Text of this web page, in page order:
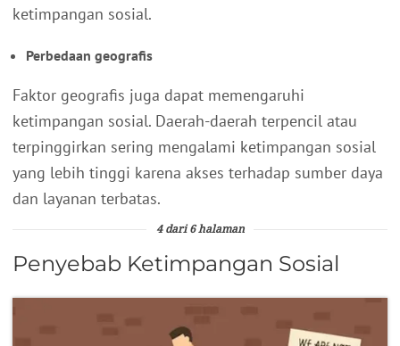
ketimpangan sosial.
Perbedaan geografis
Faktor geografis juga dapat memengaruhi
ketimpangan sosial. Daerah-daerah terpencil atau
terpinggirkan sering mengalami ketimpangan sosial
yang lebih tinggi karena akses terhadap sumber daya
dan layanan terbatas.
4 dari 6 halaman
Penyebab Ketimpangan Sosial